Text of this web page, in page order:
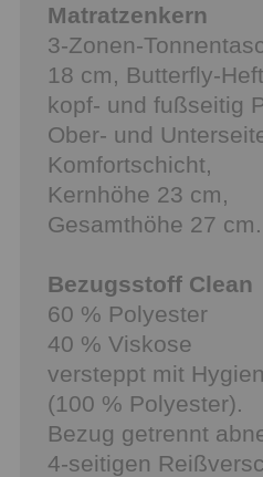
Matratzenkern
3-Zonen-
18 cm, Butterfly-
kopf- und fußseitig
Ober- und
Komfortschicht,
Kernhöhe 23 cm,
Gesamthöhe 27 cm.
Bezugsstoff Clean
60 % Polyester
40 % Viskose
versteppt mit
(100 % Polyester).
Bezug getrennt
4-seitigen